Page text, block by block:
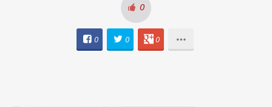
0
0 0 0